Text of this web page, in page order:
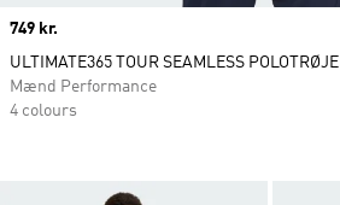
Price
749 kr.
ULTIMATE365 TOUR SEAMLESS POLOTRØJE
Mænd Performance
4 colours